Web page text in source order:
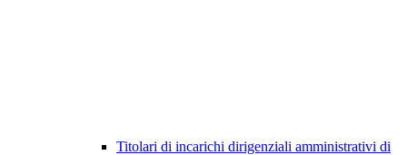
Titolari di incarichi dirigenziali amministrativi di